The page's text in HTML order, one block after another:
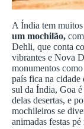
A Índia tem muitos
um mochilão,
Dehli, que conta
vibrantes e Nova
monumentos
país fica na
sul da Índia, Goa
delas desertas, e
mochileiros se
animadas festas